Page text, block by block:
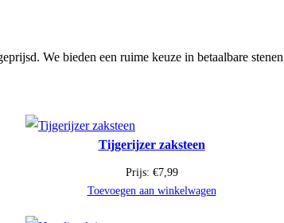
We bieden een ruime keuze in betaalbare
Tijgerijzer zaksteen
Prijs: €7,99
Toevoegen aan winkelwagen